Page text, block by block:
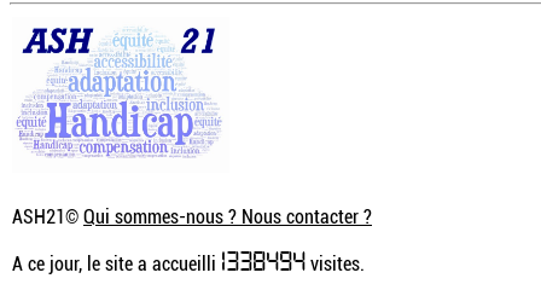
ASH21©Qui sommes-nous ? Nous contacter ?
A ce jour, le site a accueilli 1338494visites.